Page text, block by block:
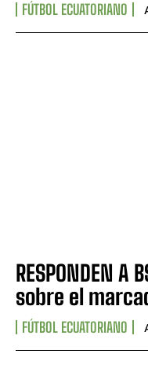
FÚTBOL ECUATORIANO
RESPONDEN
sobre el
FÚTBOL ECUATORIANO